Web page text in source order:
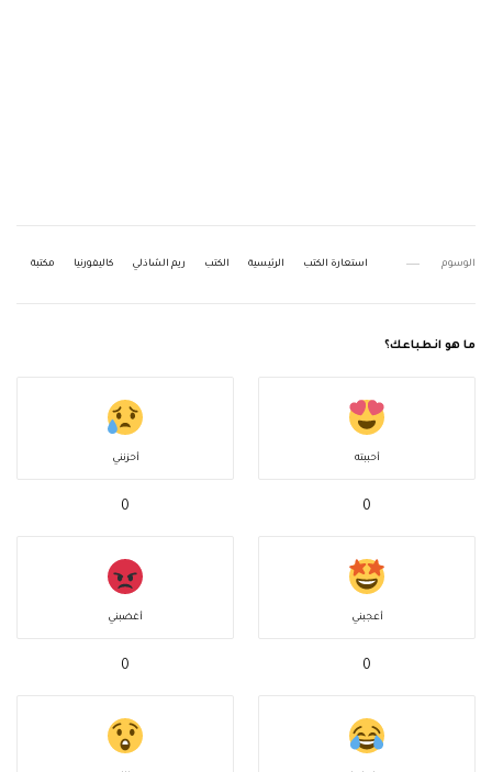
الوسوم استعارة الكتب الرئيسية الكتب ريم الشاذلي كاليفورنيا مكتبة
ما هو انطباعك؟
أحببته
0
أحزنني
0
أعجبني
0
أغضبني
0